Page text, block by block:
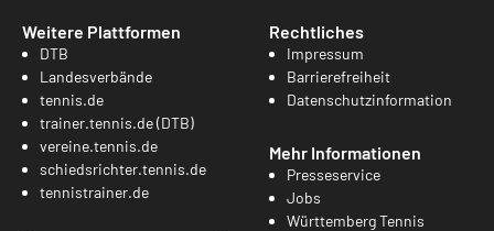
Weitere Plattformen
DTB
Landesverbände
tennis.de
trainer.tennis.de (DTB)
vereine.tennis.de
schiedsrichter.tennis.de
tennistrainer.de
Rechtliches
Impressum
Barrierefreiheit
Datenschutzinformation
Mehr Informationen
Presseservice
Jobs
Württemberg Tennis